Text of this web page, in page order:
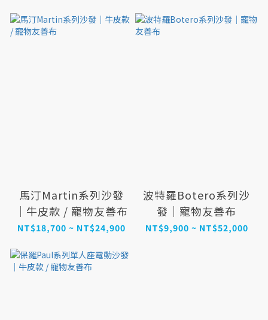
馬汀Martin系列沙發
｜牛皮款 / 寵物友善布
NT$18,700 ~ NT$24,900
波特羅Botero系列沙
發｜寵物友善布
NT$9,900 ~ NT$52,000